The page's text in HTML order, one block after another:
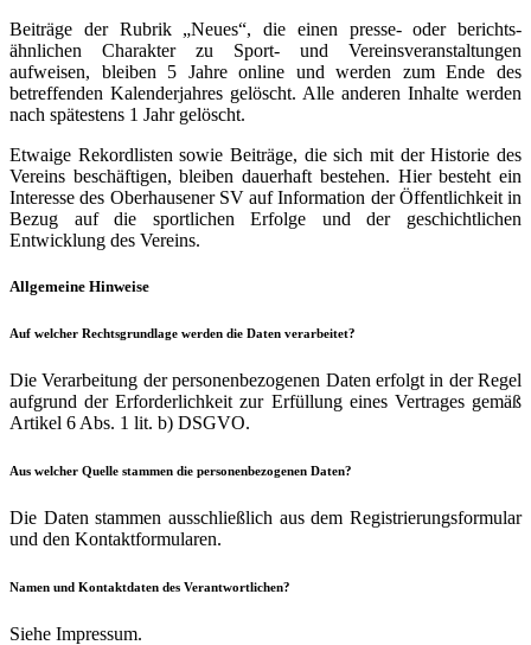
Beiträge der Rubrik „Neues“, die einen presse- oder berichts-
ähnlichen Charakter zu Sport- und Vereinsveranstaltungen
aufweisen, bleiben 5 Jahre online und werden zum Ende des
betreffenden Kalenderjahres gelöscht. Alle anderen Inhalte werden
nach spätestens 1 Jahr gelöscht.
Etwaige Rekordlisten sowie Beiträge, die sich mit der Historie des
Vereins beschäftigen, bleiben dauerhaft bestehen. Hier besteht ein
Interesse des Oberhausener SV auf Information der Öffentlichkeit in
Bezug auf die sportlichen Erfolge und der geschichtlichen
Entwicklung des Vereins.
Allgemeine Hinweise
Auf welcher Rechtsgrundlage werden die Daten verarbeitet?
Die Verarbeitung der personenbezogenen Daten erfolgt in der Regel
aufgrund der Erforderlichkeit zur Erfüllung eines Vertrages gemäß
Artikel 6 Abs. 1 lit. b) DSGVO.
Aus welcher Quelle stammen die personenbezogenen Daten?
Die Daten stammen ausschließlich aus dem Registrierungsformular
und den Kontaktformularen.
Namen und Kontaktdaten des Verantwortlichen?
Siehe Impressum.